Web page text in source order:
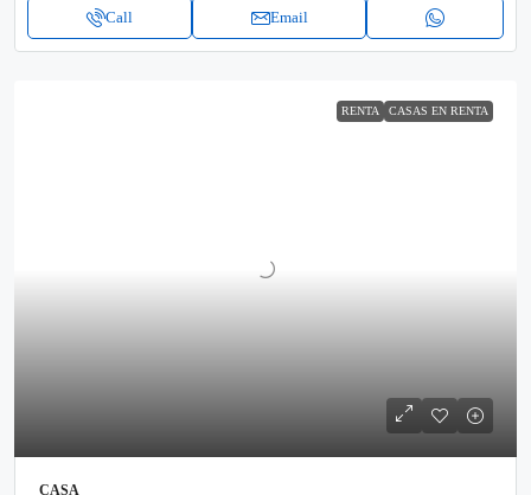
Call Email
RENTA CASAS EN RENTA
CASA